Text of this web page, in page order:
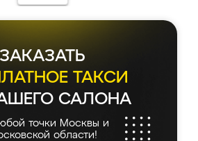
ЗАКАЗАТЬ
ТАКСИ
САЛОНА
точки Москвы и
области!